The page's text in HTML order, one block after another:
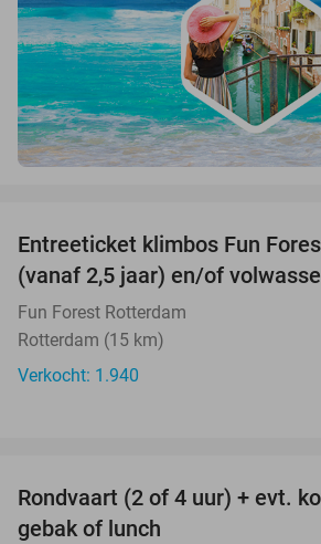
Entreeticket klimbos Fun
(vanaf 2,5 jaar) en/of
Fun Forest Rotterdam
Rotterdam (15 km)
Verkocht: 1.940
Rondvaart (2 of 4 uur) + evt.
gebak of lunch